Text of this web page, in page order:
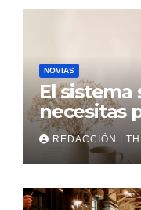
NOVIAS
El sistema
necesitas
boda
REDACCIÓN |